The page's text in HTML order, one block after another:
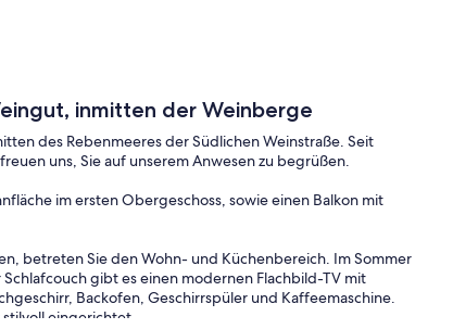
inmitten der Weinberge
des Rebenmeeres der Südlichen Weinstraße. Seit
uns, Sie auf unserem Anwesen zu begrüßen.
im ersten Obergeschoss, sowie einen Balkon mit
betreten Sie den Wohn- und Küchenbereich. Im Sommer
gibt es einen modernen Flachbild-TV mit
Backofen, Geschirrspüler und Kaffeemaschine.
eingerichtet.